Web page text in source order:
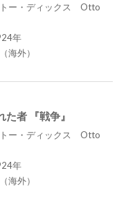
ー・ディックス Otto
年
海外）
た者 『戦争』
ー・ディックス Otto
年
海外）